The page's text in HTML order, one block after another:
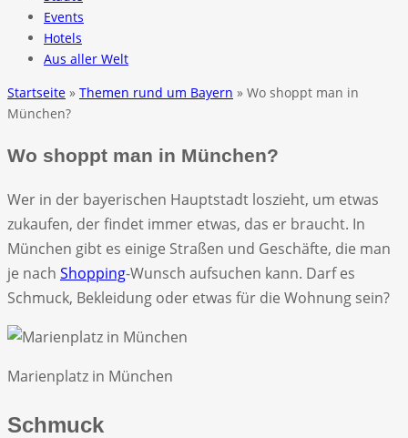
Events
Hotels
Aus aller Welt
Startseite » Themen rund um Bayern » Wo shoppt man in
München?
Wo shoppt man in München?
Wer in der bayerischen Hauptstadt loszieht, um etwas
zukaufen, der findet immer etwas, das er braucht. In
München gibt es einige Straßen und Geschäfte, die man
je nach Shopping-Wunsch aufsuchen kann. Darf es
Schmuck, Bekleidung oder etwas für die Wohnung sein?
Marienplatz in München
Schmuck